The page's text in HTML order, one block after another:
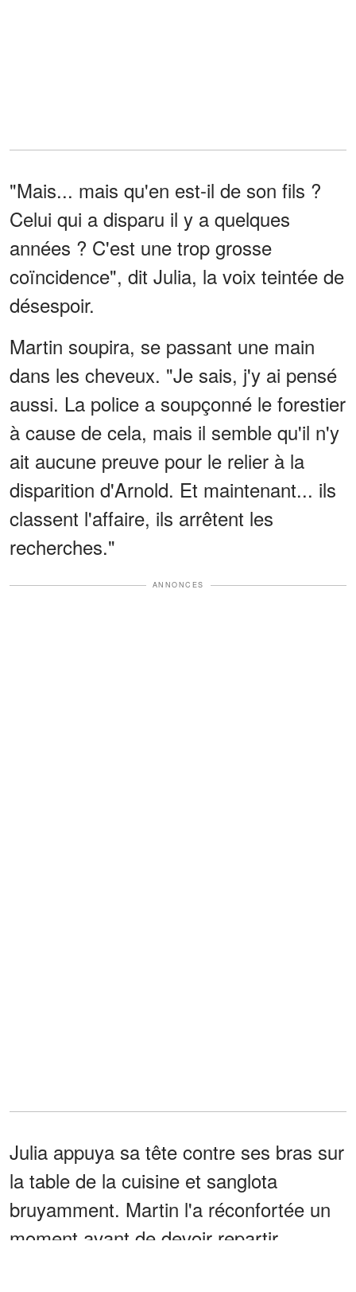
"Mais... mais qu'en est-il de son fils ?
Celui qui a disparu il y a quelques
années ? C'est une trop grosse
coïncidence", dit Julia, la voix teintée de
désespoir.
Martin soupira, se passant une main
dans les cheveux. "Je sais, j'y ai pensé
aussi. La police a soupçonné le forestier
à cause de cela, mais il semble qu'il n'y
ait aucune preuve pour le relier à la
disparition d'Arnold. Et maintenant... ils
classent l'affaire, ils arrêtent les
recherches."
ANNONCES
Julia appuya sa tête contre ses bras sur
la table de la cuisine et sanglota
bruyamment. Martin l'a réconfortée un
moment avant de devoir repartir.